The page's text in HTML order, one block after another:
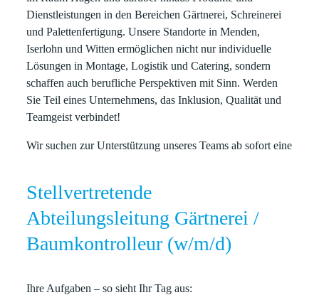
Dienstleistungen in den Bereichen Gärtnerei, Schreinerei
und Palettenfertigung. Unsere Standorte in Menden,
Iserlohn und Witten ermöglichen nicht nur individuelle
Lösungen in Montage, Logistik und Catering, sondern
schaffen auch berufliche Perspektiven mit Sinn. Werden
Sie Teil eines Unternehmens, das Inklusion, Qualität und
Teamgeist verbindet!
Wir suchen zur Unterstützung unseres Teams ab sofort eine
Stellvertretende
Abteilungsleitung Gärtnerei /
Baumkontrolleur (w/m/d)
Ihre Aufgaben – so sieht Ihr Tag aus: